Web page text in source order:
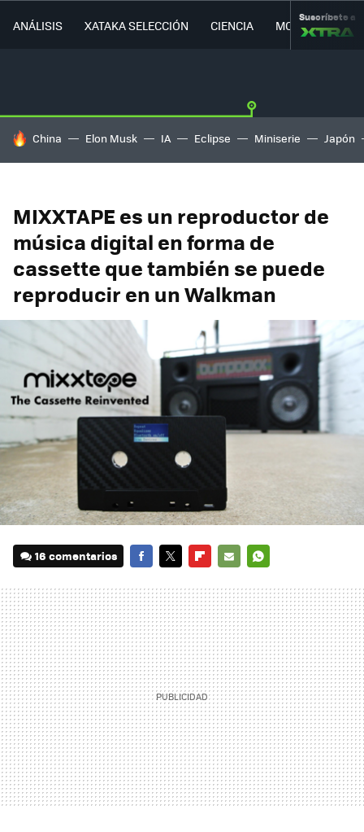
ANÁLISIS XATAKA SELECCIÓN CIENCIA MOVILIDAD
Suscríbete a
HOY SE HABLA DE
China Elon Musk IA Eclipse Miniserie Japón
MIXXTAPE es un reproductor de
música digital en forma de
cassette que también se puede
reproducir en un Walkman
16 comentarios
MAIL